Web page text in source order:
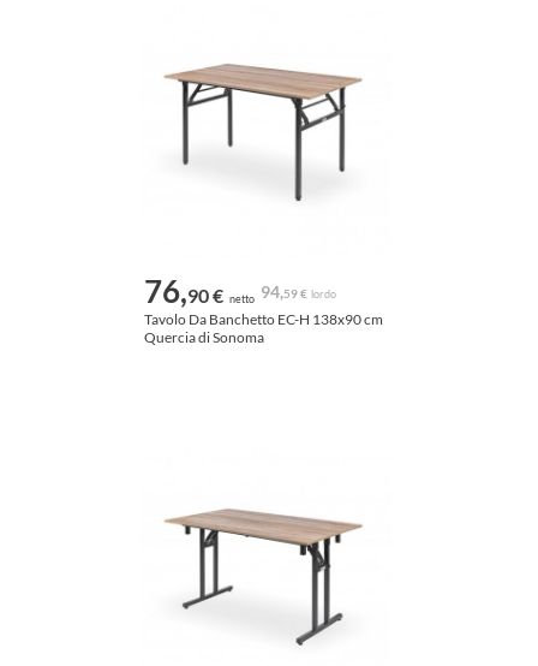
76,90 € netto 94,59 € lordo
Tavolo Da Banchetto EC-H 138x90 cm
Quercia di Sonoma